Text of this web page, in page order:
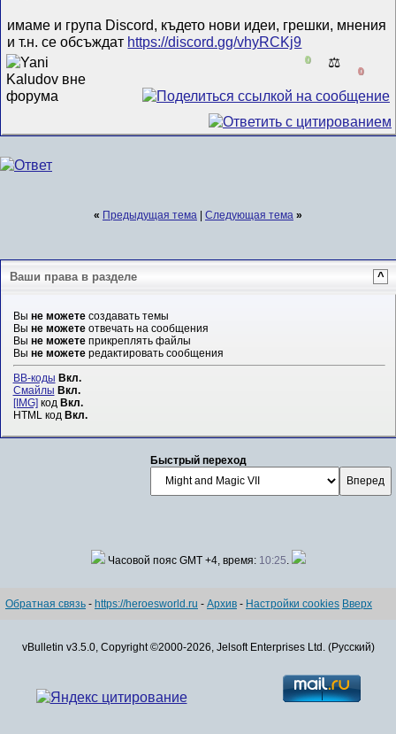
имаме и група Discord, където нови идеи, грешки, мнения
и т.н. се обсъждат https://discord.gg/vhyRCKj9
0 ⚖️
0
« Предыдущая тема Следующая тема »
Ваши права в разделе ^
Вы не можетесоздавать темы
Вы не можетеотвечать на сообщения
Вы не можетеприкреплять файлы
Вы не можетередактировать сообщения
BB-коды Вкл.
Смайлы Вкл.
[IMG]код Вкл.
HTML код Вкл.
Быстрый переход
Часовой пояс GMT +4, время: 10:25.
Обратная связь - https://heroesworld.ru - Архив - Настройки cookies Вверх
vBulletin v3.5.0, Copyright ©2000-2026, Jelsoft Enterprises Ltd. (Русский)